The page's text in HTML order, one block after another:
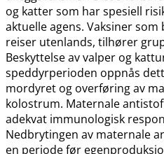
og katter som har spesiell
aktuelle agens. Vaksiner
reiser utenlands, tilhører
Beskyttelse av valper og
speddyrperioden oppnås
mordyret og overføring av
kolostrum. Maternale
adekvat immunologisk
Nedbrytingen av maternale
en periode før